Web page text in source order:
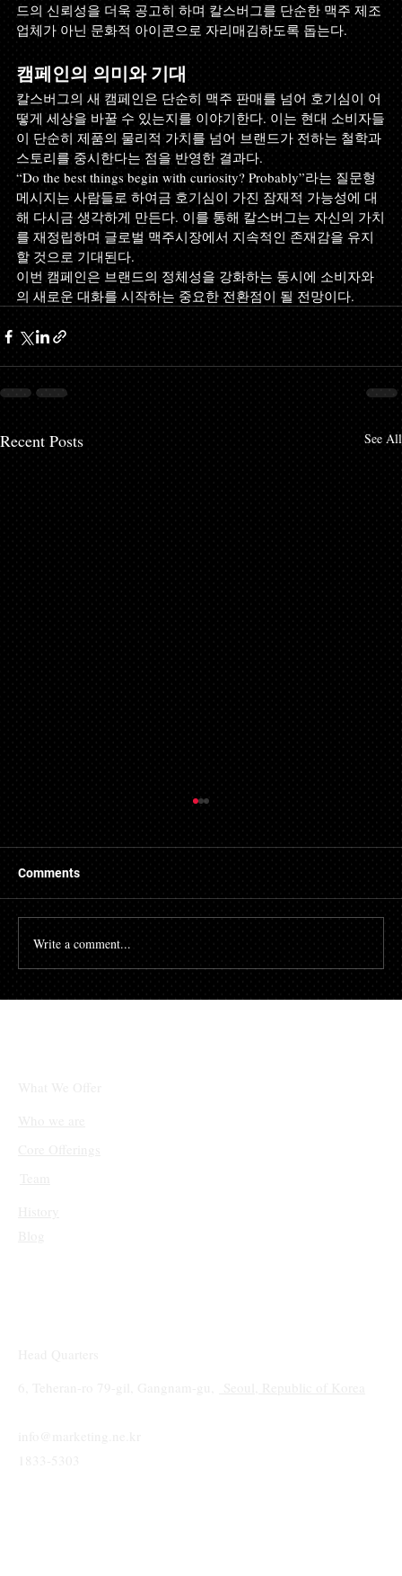
드의 신뢰성을 더욱 공고히 하며 칼스버그를 단순한 맥주 제조
업체가 아닌 문화적 아이콘으로 자리매김하도록 돕는다.
캠페인의 의미와 기대
칼스버그의 새 캠페인은 단순히 맥주 판매를 넘어 호기심이 어
떻게 세상을 바꿀 수 있는지를 이야기한다. 이는 현대 소비자들
이 단순히 제품의 물리적 가치를 넘어 브랜드가 전하는 철학과
스토리를 중시한다는 점을 반영한 결과다.
“Do the best things begin with curiosity? Probably”라는 질문형
메시지는 사람들로 하여금 호기심이 가진 잠재적 가능성에 대
해 다시금 생각하게 만든다. 이를 통해 칼스버그는 자신의 가치
를 재정립하며 글로벌 맥주시장에서 지속적인 존재감을 유지
할 것으로 기대된다.
이번 캠페인은 브랜드의 정체성을 강화하는 동시에 소비자와
의 새로운 대화를 시작하는 중요한 전환점이 될 전망이다.
Recent Posts See All
Comments
Write a comment...